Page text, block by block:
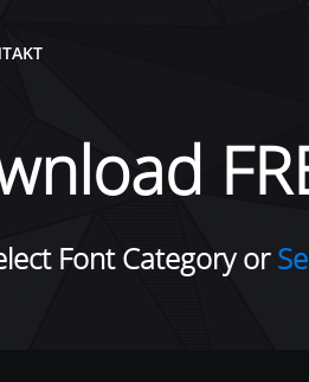
Font Category or